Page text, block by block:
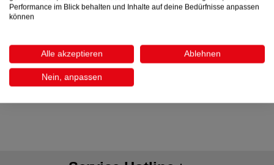
Beschreibung
Performance im Blick behalten und Inhalte auf deine Bedürfnisse anpassen
können
Alle akzeptieren Ablehnen
Nein, anpassen